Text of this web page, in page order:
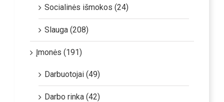
Socialinės išmokos (24)
Slauga (208)
Įmonės (191)
Darbuotojai (49)
Darbo rinka (42)